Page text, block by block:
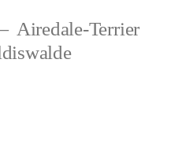
Airedale-Terrier